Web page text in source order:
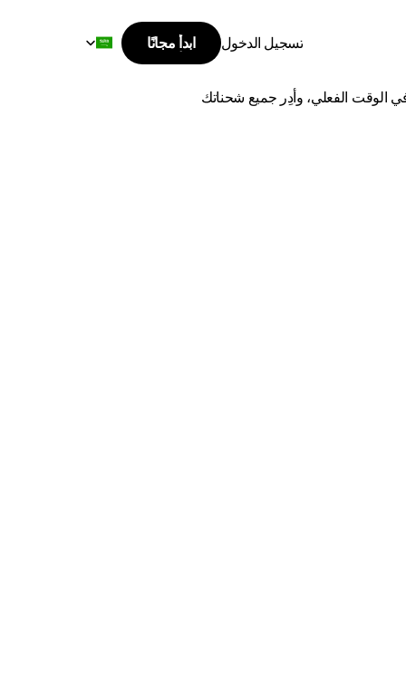
تسجيل الدخول
ابدأ مجانًا